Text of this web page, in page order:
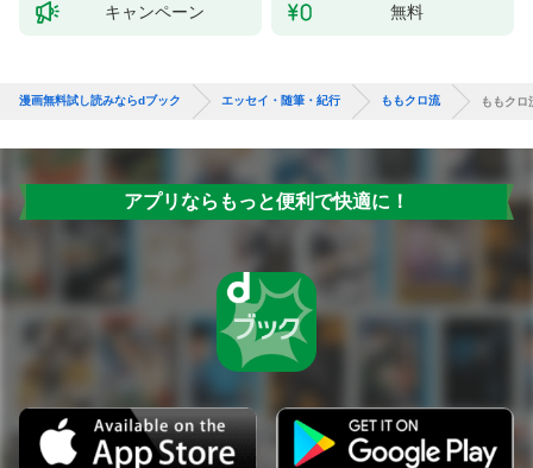
キャンペーン 無料
漫画無料試し読みならdブック エッセイ・随筆・紀行 ももクロ流 ももク
アプリならもっと便利で快適に！